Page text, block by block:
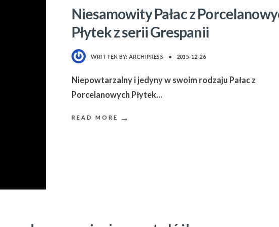
Niesamowity Pałac z
Płytek z serii Grespanii
WRITTEN BY: ARCHIPRESS • 2015-12-26
Niepowtarzalny i jedyny w swoim rodzaju Pałac z
Porcelanowych Płytek...
READ MORE →